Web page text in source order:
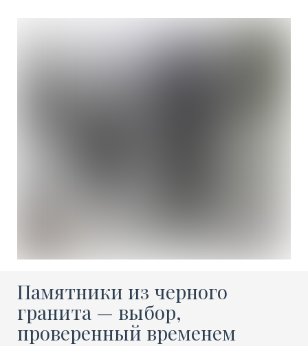
Памятники из черного
гранита — выбор,
проверенный временем